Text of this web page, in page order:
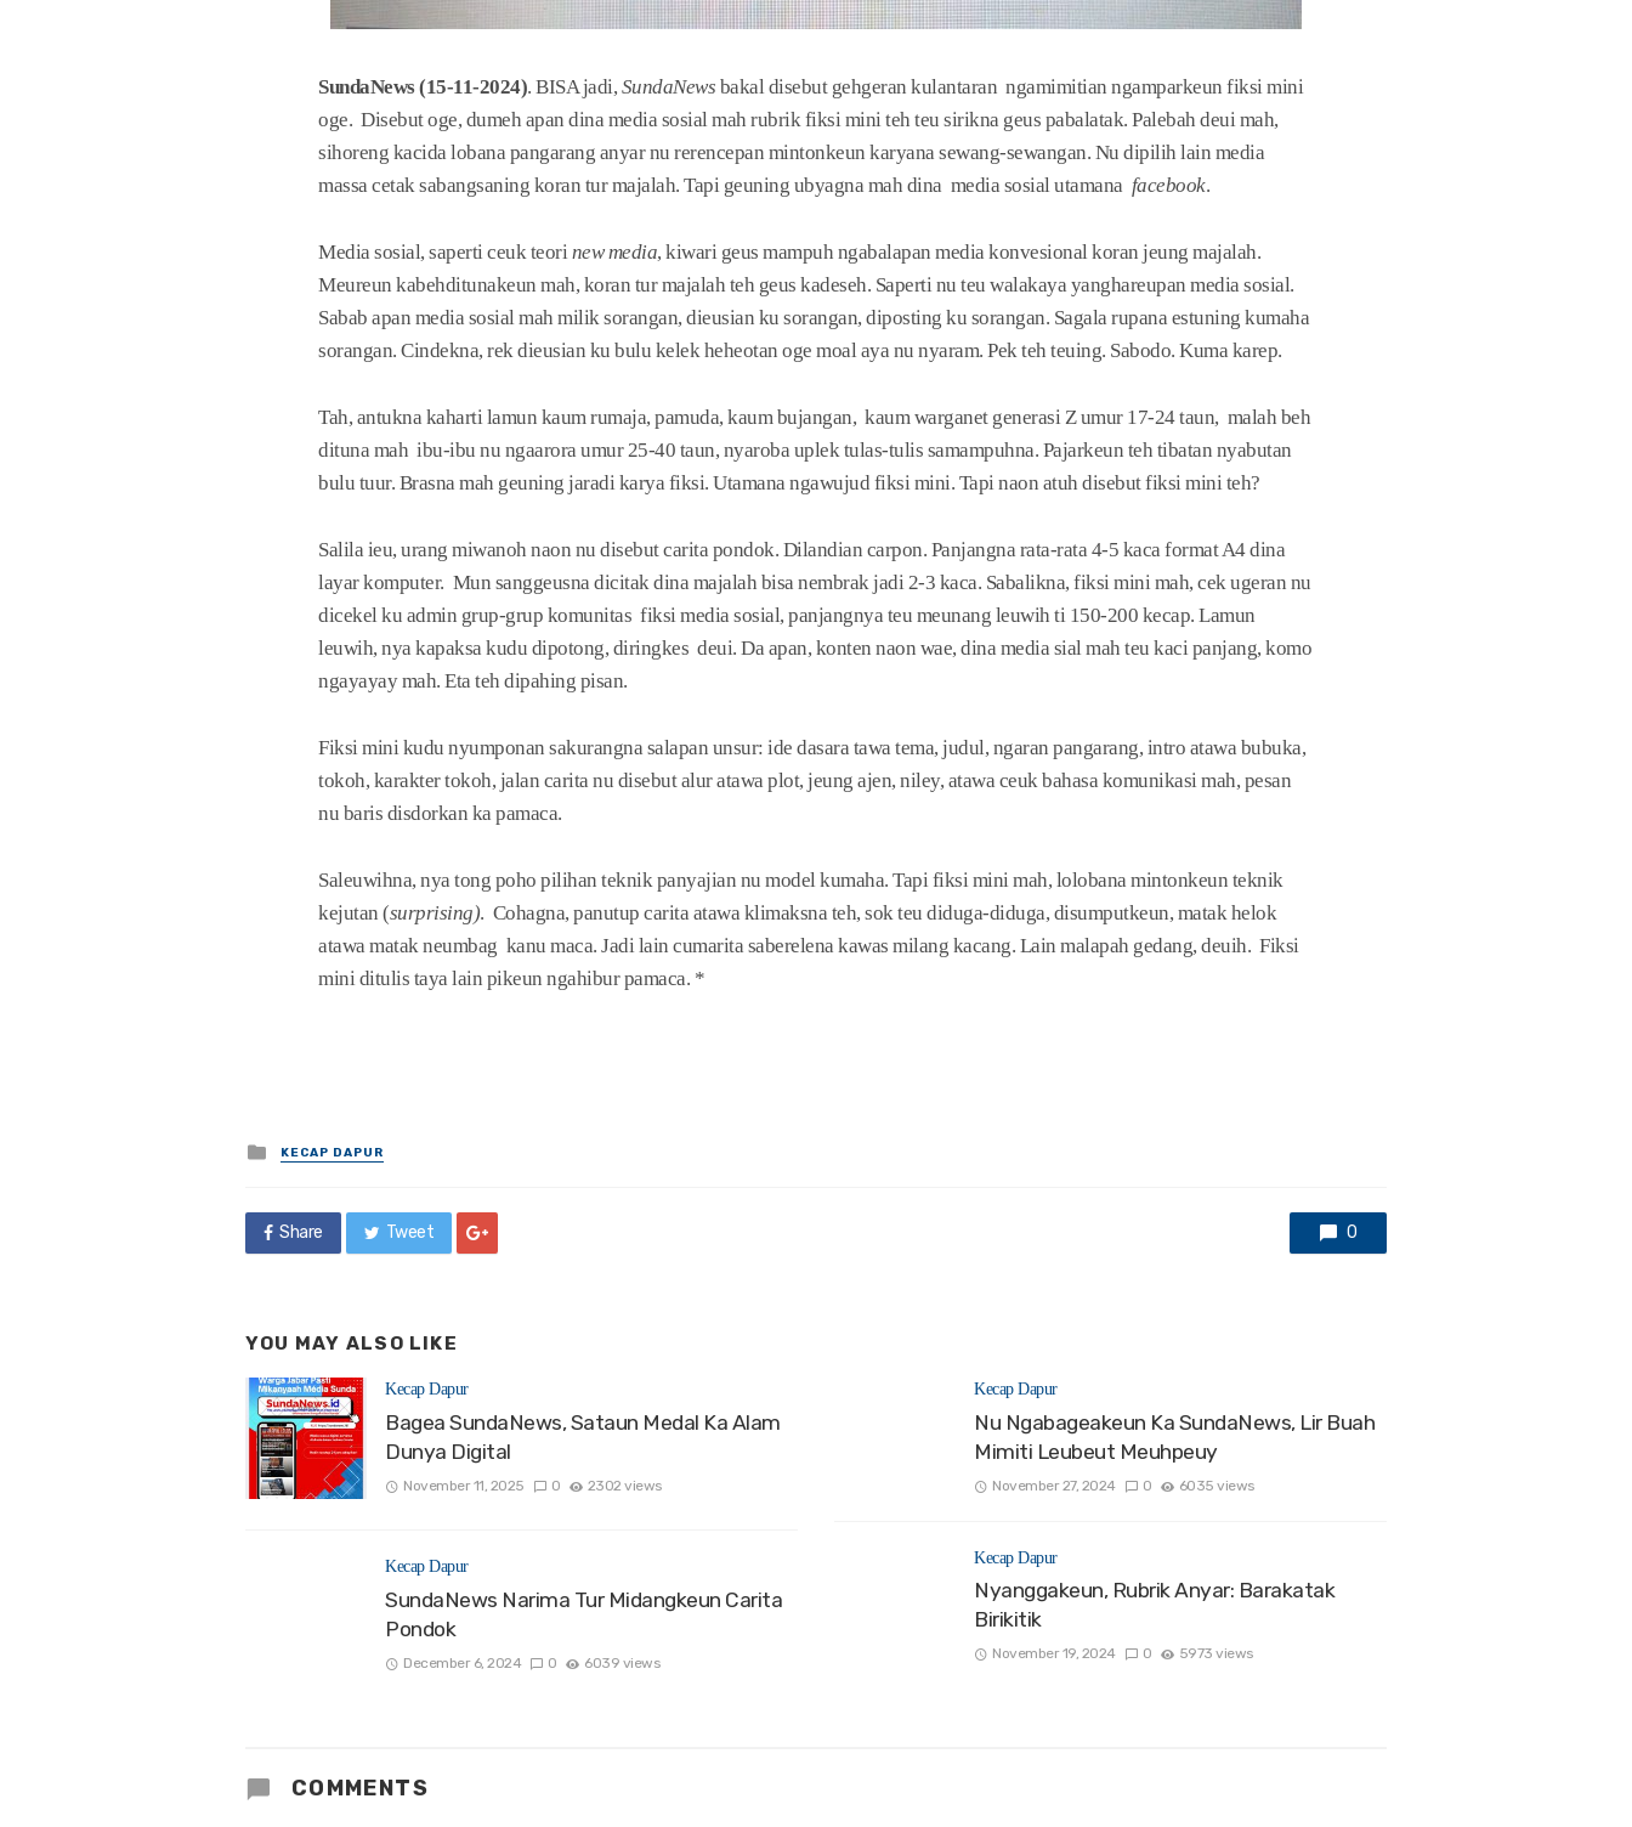
SundaNews (15-11-2024). BISA jadi, SundaNews bakal disebut gehgeran kulantaran ngamimitian ngamparkeun fiksi mini
oge. Disebut oge, dumeh apan dina media sosial mah rubrik fiksi mini teh teu sirikna geus pabalatak. Palebah deui mah,
sihoreng kacida lobana pangarang anyar nu rerencepan mintonkeun karyana sewang-sewangan. Nu dipilih lain media
massa cetak sabangsaning koran tur majalah. Tapi geuning ubyagna mah dina media sosial utamana facebook.
Media sosial, saperti ceuk teorinew media, kiwari geus mampuh ngabalapan media konvesional koran jeung majalah.
Meureun kabehditunakeun mah, koran tur majalah teh geus kadeseh. Saperti nu teu walakaya yanghareupan media sosial.
Sabab apan media sosial mah milik sorangan, dieusian ku sorangan, diposting ku sorangan. Sagala rupana estuning kumaha
sorangan. Cindekna, rek dieusian ku bulu kelek heheotan oge moal aya nu nyaram. Pek teh teuing. Sabodo. Kuma karep.
Tah, antukna kaharti lamun kaum rumaja, pamuda, kaum bujangan, kaum warganet generasi Z umur 17-24 taun, malah beh
dituna mah ibu-ibu nu ngaarora umur 25-40 taun, nyaroba uplek tulas-tulis samampuhna. Pajarkeun teh tibatan nyabutan
bulu tuur. Brasna mah geuning jaradi karya fiksi. Utamana ngawujud fiksi mini. Tapi naon atuh disebut fiksi mini teh?
Salila ieu, urang miwanoh naon nu disebut carita pondok. Dilandian carpon. Panjangna rata-rata 4-5 kaca format A4 dina
layar komputer. Mun sanggeusna dicitak dina majalah bisa nembrak jadi 2-3 kaca. Sabalikna, fiksi mini mah, cek ugeran nu
dicekel ku admin grup-grup komunitas fiksi media sosial, panjangnya teu meunang leuwih ti 150-200 kecap. Lamun
leuwih, nya kapaksa kudu dipotong, diringkes deui. Da apan, konten naon wae, dina media sial mah teu kaci panjang, komo
ngayayay mah. Eta teh dipahing pisan.
Fiksi mini kudu nyumponan sakurangna salapan unsur: ide dasara tawa tema, judul, ngaran pangarang, intro atawa bubuka,
tokoh, karakter tokoh, jalan carita nu disebut alur atawa plot, jeung ajen, niley, atawa ceuk bahasa komunikasi mah, pesan
nu baris disdorkan ka pamaca.
Saleuwihna, nya tong poho pilihan teknik panyajian nu model kumaha. Tapi fiksi mini mah, lolobana mintonkeun teknik
kejutan (surprising). Cohagna, panutup carita atawa klimaksna teh, sok teu diduga-diduga, disumputkeun, matak helok
atawa matak neumbag kanu maca. Jadi lain cumarita saberelena kawas milang kacang. Lain malapah gedang, deuih. Fiksi
mini ditulis taya lain pikeun ngahibur pamaca. *
Posted
in
KECAP DAPUR
Share Tweet 0
YOU MAY ALSO LIKE
Kecap Dapur
Bagea SundaNews, Sataun Medal Ka Alam
Dunya Digital
November 11, 2025 0 2302 views
Kecap Dapur
SundaNews Narima Tur Midangkeun Carita
Pondok
December 6, 2024 0 6039 views
Kecap Dapur
Nu Ngabageakeun Ka SundaNews, Lir Buah
Mimiti Leubeut Meuhpeuy
November 27, 2024 0 6035 views
Kecap Dapur
Nyanggakeun, Rubrik Anyar: Barakatak
Birikitik
November 19, 2024 0 5973 views
COMMENTS